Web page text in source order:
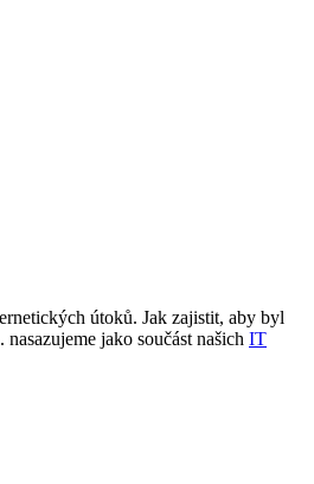
útoků. Jak zajistit, aby byl
jako součást našich IT